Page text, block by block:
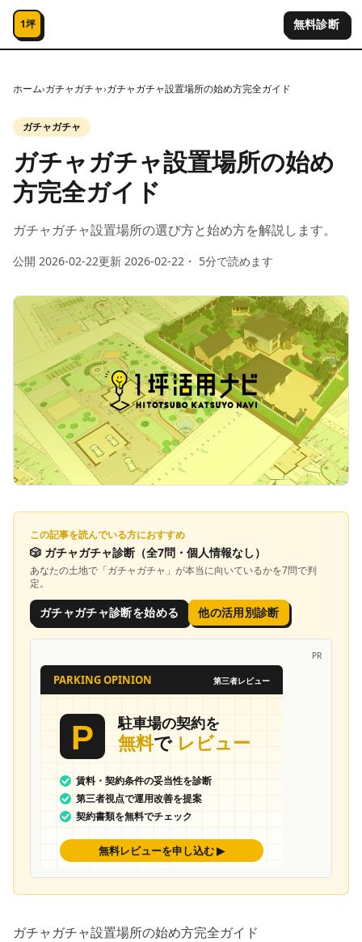
コンテンツへスキップ
1坪 無料診断
ホーム›ガチャガチャ›ガチャガチャ設置場所の始め方完全ガイド
ガチャガチャ
ガチャガチャ設置場所の始め
方完全ガイド
ガチャガチャ設置場所の選び方と始め方を解説します。
公開 2026-02-22更新 2026-02-22 ・ 5分で読めます
この記事を読んでいる方におすすめ
🎲 ガチャガチャ診断 （全7問・個人情報なし）
あなたの土地で「ガチャガチャ 」が本当に向いているかを7問で判
定。
ガチャガチャ診断を始める 他の活用別診断
PR
ガチャガチャ設置場所の始め方完全ガイド